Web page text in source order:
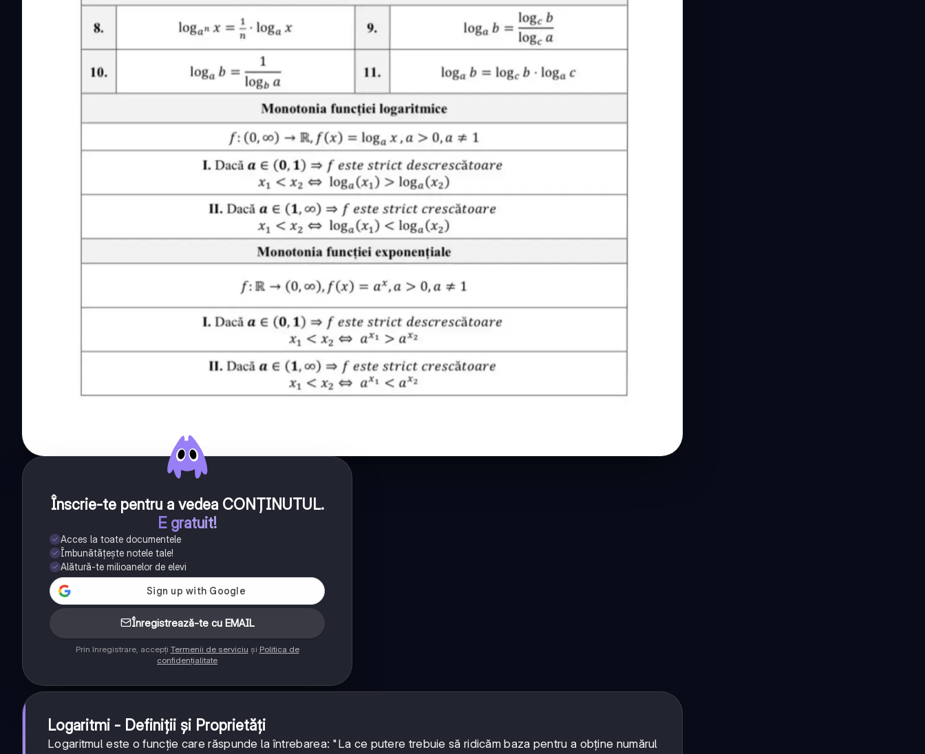
Înscrie-te pentru a vedea CONȚINUTUL.
E gratuit!
Acces la toate documentele
Îmbunătățește notele tale!
Alătură-te milioanelor de elevi
Înregistrează-te cu EMAIL
Prin înregistrare, accepți Termenii de serviciu și Politica de
confidențialitate
Logaritmi - Definiții și Proprietăți
Logaritmul este o funcție care răspunde la întrebarea: "La ce putere trebuie să ridicăm baza pentru a obține numărul